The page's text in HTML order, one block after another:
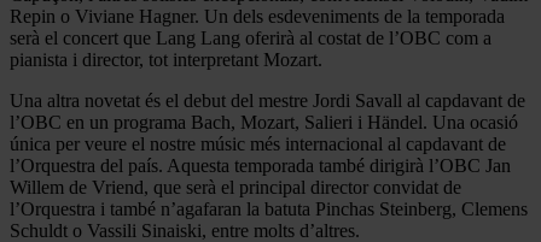
Repin o Viviane Hagner. Un dels esdeveniments de la temporada
serà el concert que Lang Lang oferirà al costat de l’OBC com a
pianista i director, tot interpretant Mozart.
Una altra novetat és el debut del mestre Jordi Savall al capdavant de
l’OBC en un programa Bach, Mozart, Salieri i Händel. Una ocasió
única per veure el nostre músic més internacional al capdavant de
l’Orquestra del país. Aquesta temporada també dirigirà l’OBC Jan
Willem de Vriend, que serà el principal director convidat de
l’Orquestra i també n’agafaran la batuta Pinchas Steinberg, Clemens
Schuldt o Vassili Sinaiski, entre molts d’altres.